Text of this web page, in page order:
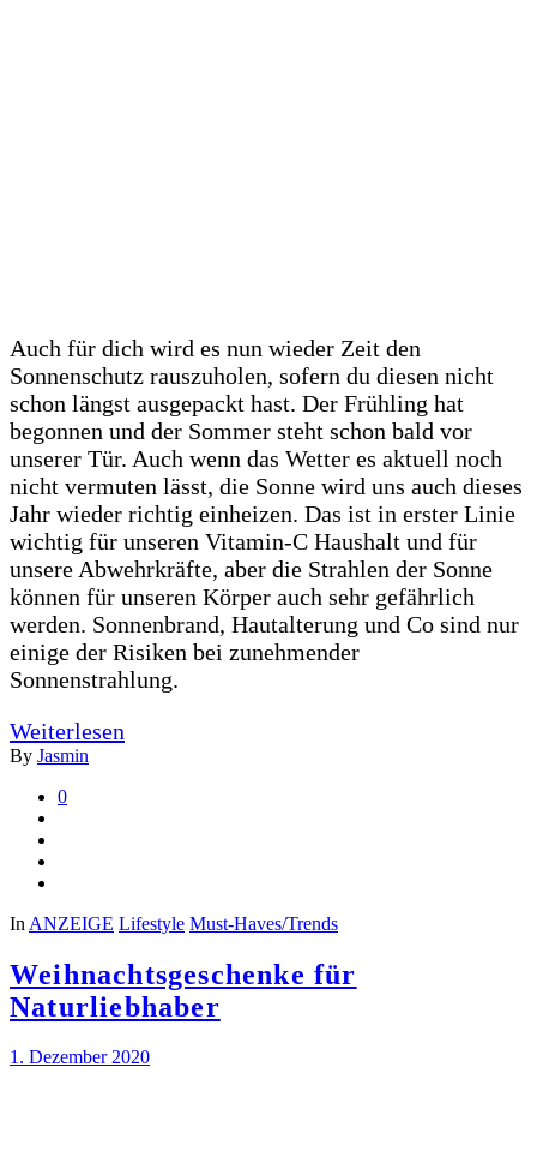
Auch für dich wird es nun wieder Zeit den
Sonnenschutz rauszuholen, sofern du diesen nicht
schon längst ausgepackt hast. Der Frühling hat
begonnen und der Sommer steht schon bald vor
unserer Tür. Auch wenn das Wetter es aktuell noch
nicht vermuten lässt, die Sonne wird uns auch dieses
Jahr wieder richtig einheizen. Das ist in erster Linie
wichtig für unseren Vitamin-C Haushalt und für
unsere Abwehrkräfte, aber die Strahlen der Sonne
können für unseren Körper auch sehr gefährlich
werden. Sonnenbrand, Hautalterung und Co sind nur
einige der Risiken bei zunehmender
Sonnenstrahlung.
Weiterlesen
By Jasmin
0
In ANZEIGE Lifestyle Must-Haves/Trends
Weihnachtsgeschenke für
Naturliebhaber
1. Dezember 2020